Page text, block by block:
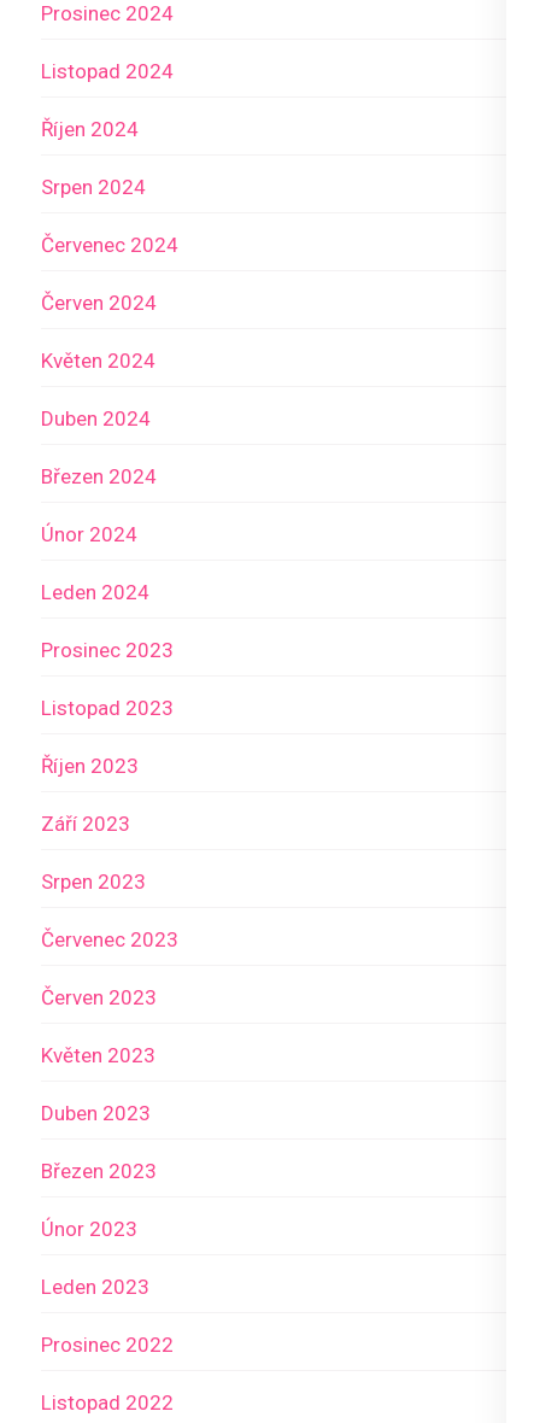
Prosinec 2024
Listopad 2024
Říjen 2024
Srpen 2024
Červenec 2024
Červen 2024
Květen 2024
Duben 2024
Březen 2024
Únor 2024
Leden 2024
Prosinec 2023
Listopad 2023
Říjen 2023
Září 2023
Srpen 2023
Červenec 2023
Červen 2023
Květen 2023
Duben 2023
Březen 2023
Únor 2023
Leden 2023
Prosinec 2022
Listopad 2022